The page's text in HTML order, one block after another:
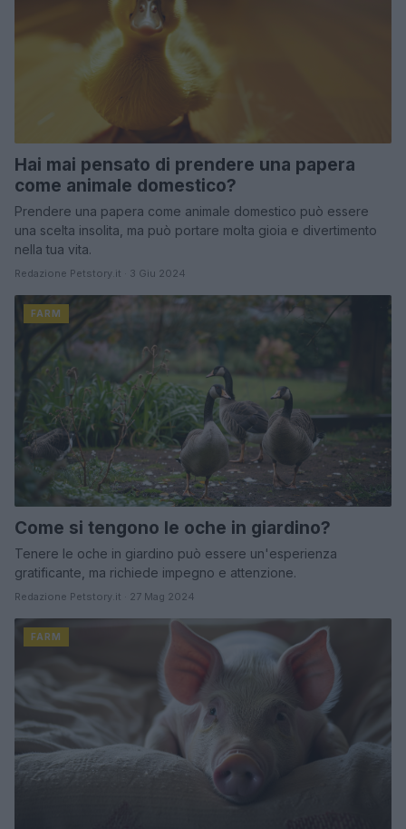
Hai mai pensato di prendere una papera
come animale domestico?
Prendere una papera come animale domestico può essere
una scelta insolita, ma può portare molta gioia e divertimento
nella tua vita.
Redazione Petstory.it · 3 Giu 2024
FARM
Come si tengono le oche in giardino?
Tenere le oche in giardino può essere un'esperienza
gratificante, ma richiede impegno e attenzione.
Redazione Petstory.it · 27 Mag 2024
FARM